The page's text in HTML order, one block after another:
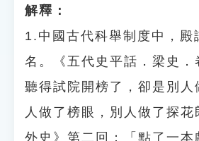
解釋：
1.中國古代科舉制度中，殿
名。《五代史平話．梁史．
聽得試院開榜了，卻是別人
人做了榜眼，別人做了探花
外史》第二回：「點了一本